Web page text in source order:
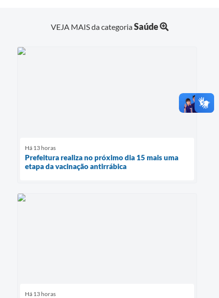
VEJA MAIS da categoriaSaúde
Há 13 horas
Prefeitura realiza no próximo dia 15 mais uma
etapa da vacinação antirrábica
Há 13 horas